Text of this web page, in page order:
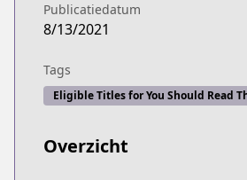
Publicatiedatum
8/13/2021
Tags
Eligible Titles for You Should Read
Overzicht